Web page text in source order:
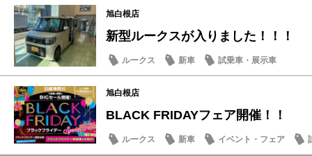
旭白根店
新型ルークスが入りました！！！
ルークス 新車 試乗車・展示車
旭白根店
BLACK FRIDAYフェア開催！！
ルークス 新車 イベント・フェア